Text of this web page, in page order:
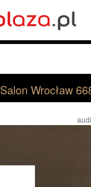
Salon Wrocław